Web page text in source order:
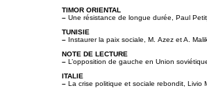
TIMOR ORIENTAL
– Une résistance de longue durée, Paul
TUNISIE
– Instaurer la paix sociale, M. Azez et A.
NOTE DE LECTURE
– L’opposition de gauche en Union
ITALIE
– La crise politique et sociale rebondit, Livio